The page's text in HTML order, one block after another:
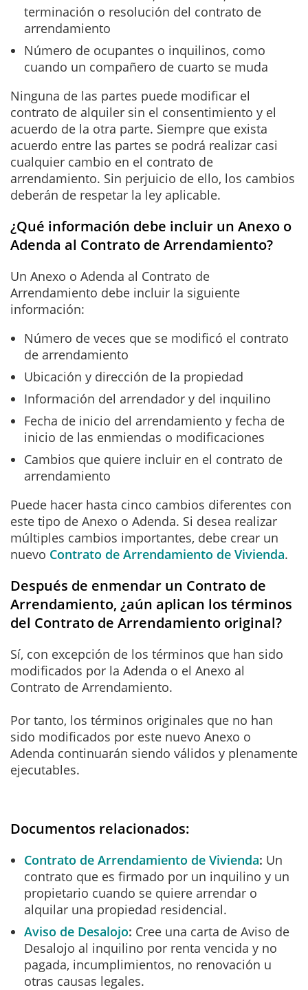
terminación o resolución del contrato de
arrendamiento
Número de ocupantes o inquilinos, como
cuando un compañero de cuarto se muda
Ninguna de las partes puede modificar el
contrato de alquiler sin el consentimiento y el
acuerdo de la otra parte. Siempre que exista
acuerdo entre las partes se podrá realizar casi
cualquier cambio en el contrato de
arrendamiento. Sin perjuicio de ello, los cambios
deberán de respetar la ley aplicable.
¿Qué información debe incluir un Anexo o
Adenda al Contrato de Arrendamiento?
Un Anexo o Adenda al Contrato de
Arrendamiento debe incluir la siguiente
información:
Número de veces que se modificó el contrato
de arrendamiento
Ubicación y dirección de la propiedad
Información del arrendador y del inquilino
Fecha de inicio del arrendamiento y fecha de
inicio de las enmiendas o modificaciones
Cambios que quiere incluir en el contrato de
arrendamiento
Puede hacer hasta cinco cambios diferentes con
este tipo de Anexo o Adenda. Si desea realizar
múltiples cambios importantes, debe crear un
nuevo Contrato de Arrendamiento de Vivienda.
Después de enmendar un Contrato de
Arrendamiento, ¿aún aplican los términos
del Contrato de Arrendamiento original?
Sí, con excepción de los términos que han sido
modificados por la Adenda o el Anexo al
Contrato de Arrendamiento.
Por tanto, los términos originales que no han
sido modificados por este nuevo Anexo o
Adenda continuarán siendo válidos y plenamente
ejecutables.
Documentos relacionados:
Contrato de Arrendamiento de Vivienda Un
contrato que es firmado por un inquilino y un
propietario cuando se quiere arrendar o
alquilar una propiedad residencial.
Aviso de Desalojo Cree una carta de Aviso de
Desalojo al inquilino por renta vencida y no
pagada, incumplimientos, no renovación u
otras causas legales.